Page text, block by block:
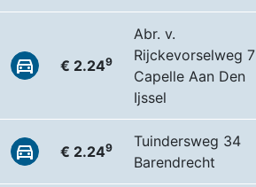
€ 2.249
Abr. v.
Rijckevorselweg 7
Capelle Aan Den
Ijssel
€ 2.249
Tuindersweg 34
Barendrecht